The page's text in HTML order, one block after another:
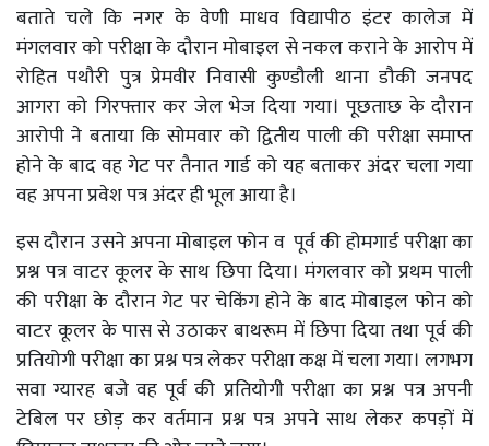
बताते चले कि नगर के वेणी माधव विद्यापीठ इंटर कालेज में
मंगलवार को परीक्षा के दौरान मोबाइल से नकल कराने के आरोप में
रोहित पथौरी पुत्र प्रेमवीर निवासी कुण्डौली थाना डौकी जनपद
आगरा को गिरफ्तार कर जेल भेज दिया गया। पूछताछ के दौरान
आरोपी ने बताया कि सोमवार को द्वितीय पाली की परीक्षा समाप्त
होने के बाद वह गेट पर तैनात गार्ड को यह बताकर अंदर चला गया
वह अपना प्रवेश पत्र अंदर ही भूल आया है।
इस दौरान उसने अपना मोबाइल फोन व पूर्व की होमगार्ड परीक्षा का
प्रश्न पत्र वाटर कूलर के साथ छिपा दिया। मंगलवार को प्रथम पाली
की परीक्षा के दौरान गेट पर चेकिंग होने के बाद मोबाइल फोन को
वाटर कूलर के पास से उठाकर बाथरूम में छिपा दिया तथा पूर्व की
प्रतियोगी परीक्षा का प्रश्न पत्र लेकर परीक्षा कक्ष में चला गया। लगभग
सवा ग्यारह बजे वह पूर्व की प्रतियोगी परीक्षा का प्रश्न पत्र अपनी
टेबिल पर छोड़ कर वर्तमान प्रश्न पत्र अपने साथ लेकर कपड़ों में